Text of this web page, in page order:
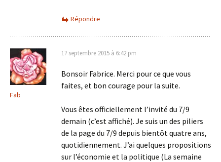
Répondre
Fab
17 septembre 2015 à 6:42 pm
Bonsoir Fabrice. Merci pour ce que vous
faites, et bon courage pour la suite.
Vous êtes officiellement l’invité du 7/9
demain (c’est affiché). Je suis un des piliers
de la page du 7/9 depuis bientôt quatre ans,
quotidiennement. J’ai quelques propositions
sur l’économie et la politique (La semaine